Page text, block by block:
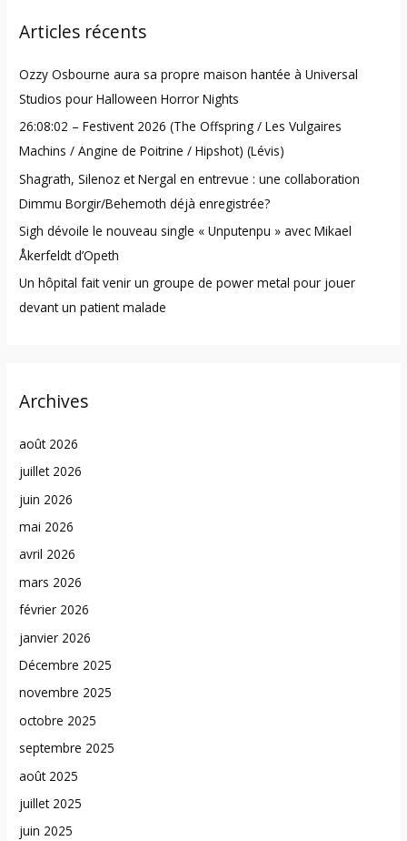
c
f
o
r
:
Articles récents
Ozzy Osbourne aura sa propre maison hantée à Universal
Studios pour Halloween Horror Nights
26:08:02 – Festivent 2026 (The Offspring / Les Vulgaires
Machins / Angine de Poitrine / Hipshot) (Lévis)
Shagrath, Silenoz et Nergal en entrevue : une collaboration
Dimmu Borgir/Behemoth déjà enregistrée?
Sigh dévoile le nouveau single « Unputenpu » avec Mikael
Åkerfeldt d’Opeth
Un hôpital fait venir un groupe de power metal pour jouer
devant un patient malade
Archives
août 2026
juillet 2026
juin 2026
mai 2026
avril 2026
mars 2026
février 2026
janvier 2026
Décembre 2025
novembre 2025
octobre 2025
septembre 2025
août 2025
juillet 2025
juin 2025